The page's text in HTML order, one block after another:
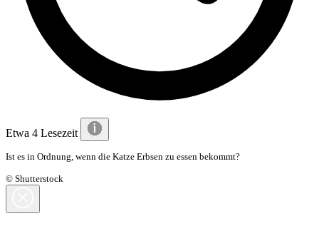
Etwa 4 Lesezeit
Ist es in Ordnung, wenn die Katze Erbsen zu essen bekommt?
© Shutterstock